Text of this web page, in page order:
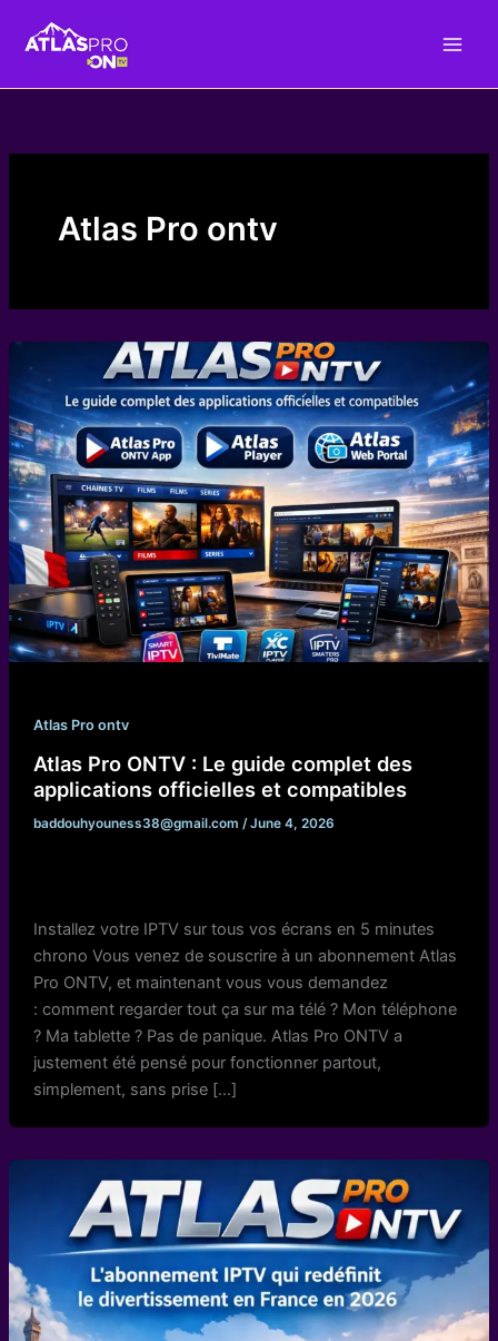
Atlas Pro ontv
Atlas Pro ontv
Atlas Pro ONTV : Le guide complet des
applications officielles et compatibles
baddouhyouness38@gmail.com /June 4, 2026
Installez votre IPTV sur tous vos écrans en 5 minutes
chrono Vous venez de souscrire à un abonnement Atlas
Pro ONTV, et maintenant vous vous demandez
: comment regarder tout ça sur ma télé ? Mon téléphone
? Ma tablette ? Pas de panique. Atlas Pro ONTV a
justement été pensé pour fonctionner partout,
simplement, sans prise […]